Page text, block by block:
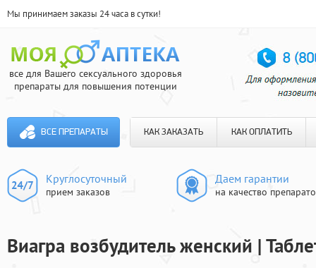
Мы принимаем заказы 24 часа в сутки!
все для Вашего сексуального здоровья
препараты для повышения потенции
ВСЕ ПРЕПАРАТЫ КАК ЗАКАЗАТЬ КАК ОПЛАТИТЬ
Круглосуточный
прием заказов
Даем гарантии
на качество
Виагра возбудитель женский |